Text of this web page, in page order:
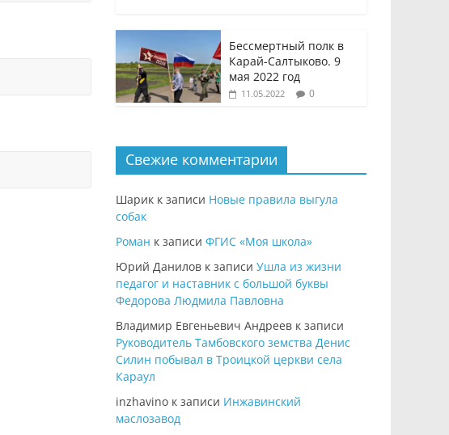
Бессмертный полк в
Карай-Салтыково. 9
мая 2022 год
11.05.2022 0
Свежие комментарии
Шарик к записи Новые правила выгула
собак
Роман к записи ФГИС «Моя школа»
Юрий Данилов к записи Ушла из жизни
педагог и наставник с большой буквы
Федорова Людмила Павловна
Владимир Евгеньевич Андреев к записи
Руководитель Тамбовского земства Денис
Силин побывал в Троицкой церкви села
Караул
inzhavino к записи Инжавинский
маслозавод